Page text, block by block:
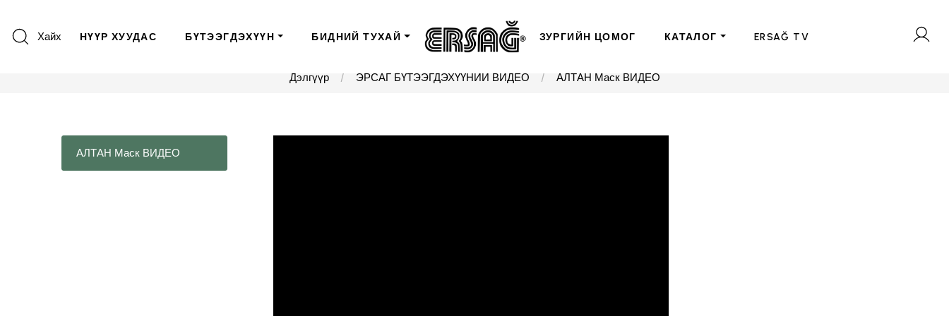
Хайх НҮҮР ХУУДАС БҮТЭЭГДЭХҮҮН БИДНИЙ ТУХАЙ ЗУРГИЙН ЦОМОГ КАТАЛОГ ERSAĞ TV
Дэлгүүр ЭРСАГ БҮТЭЭГДЭХҮҮНИЙ ВИДЕО АЛТАН Маск ВИДЕО
АЛТАН Маск ВИДЕО